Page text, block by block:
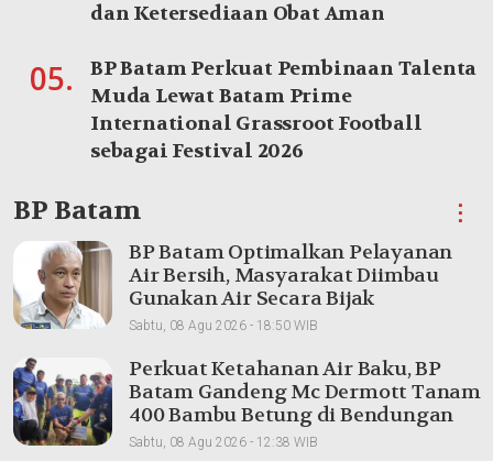
dan Ketersediaan Obat Aman
05.
BP Batam Perkuat Pembinaan Talenta
Muda Lewat Batam Prime
International Grassroot Football
sebagai Festival 2026
BP Batam ⋮
BP Batam Optimalkan Pelayanan
Air Bersih, Masyarakat Diimbau
Gunakan Air Secara Bijak
Sabtu, 08 Agu 2026 - 18:50 WIB
Perkuat Ketahanan Air Baku, BP
Batam Gandeng Mc Dermott Tanam
400 Bambu Betung di Bendungan
Sei Nongsa
Sabtu, 08 Agu 2026 - 12:38 WIB